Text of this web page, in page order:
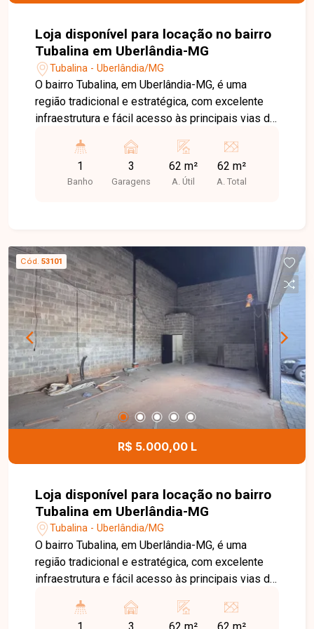
Loja disponível para locação no bairro
Tubalina em Uberlândia-MG
Tubalina - Uberlândia/MG
O bairro Tubalina, em Uberlândia-MG, é uma
região tradicional e estratégica, com excelente
infraestrutura e fácil acesso às principais vias da
supermercados, escolas, farmácias e diversos
serviços, oferece praticidade e grande fluxo de
pessoas e veículos, sendo uma excelente opção
proporcionando alta visibilidade para a empresa
e fácil acesso aos clientes. O imóvel conta com
porta automatizada, banheiro acessível e 03
vagas de estacionamento, oferecendo
praticidade e comodidade para clientes e
colaboradores. Entre em contato para mais
informações e agende uma visita para conhecer
esta excelente oportunidade comercial.
1
Banho
3
Garagens
62 m²
A. Útil
62 m²
A. Total
Cód. 53101
R$ 5.000,00 L
Loja disponível para locação no bairro
Tubalina em Uberlândia-MG
Tubalina - Uberlândia/MG
O bairro Tubalina, em Uberlândia-MG, é uma
região tradicional e estratégica, com excelente
infraestrutura e fácil acesso às principais vias da
supermercados, escolas, farmácias e diversos